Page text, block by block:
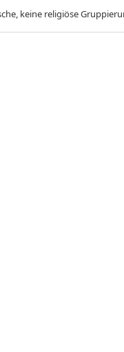
keine religiöse